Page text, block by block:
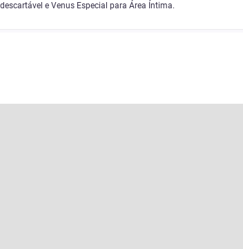
e Venus Especial para Área Íntima.